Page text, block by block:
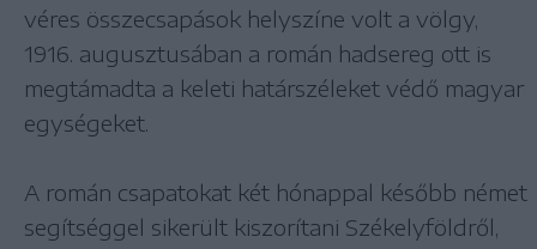
véres összecsapások helyszíne volt a völgy,
1916. augusztusában a román hadsereg ott is
megtámadta a keleti határszéleket védő magyar
egységeket.
A román csapatokat két hónappal később német
segítséggel sikerült kiszorítani Székelyföldről,